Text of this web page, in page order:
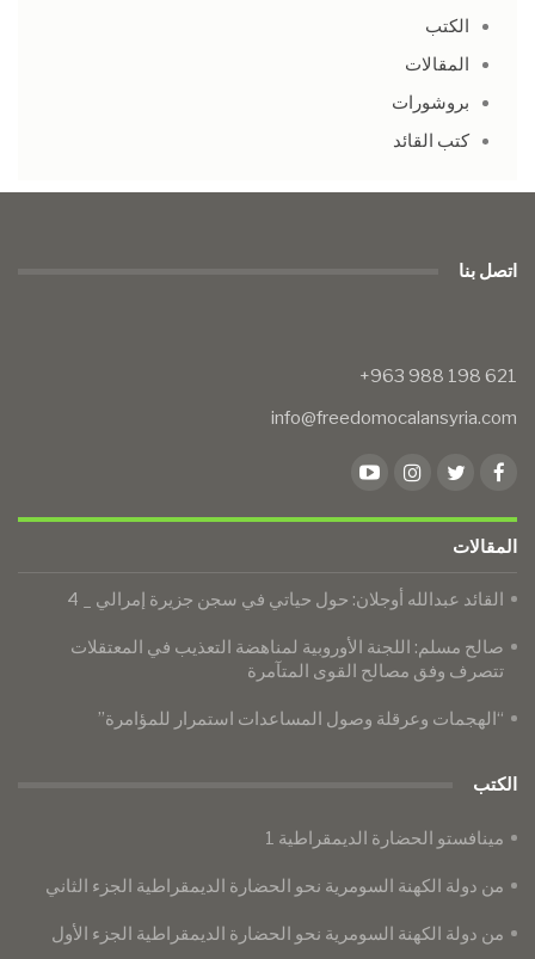
الكتب
المقالات
بروشورات
كتب القائد
اتصل بنا
info@freedomocalansyria.com
المقالات
القائد عبدالله أوجلان: حول حياتي في سجن جزيرة إمرالي _ 4
صالح مسلم: اللجنة الأوروبية لمناهضة التعذيب في المعتقلات
تتصرف وفق مصالح القوى المتآمرة
“الهجمات وعرقلة وصول المساعدات استمرار للمؤامرة”
الكتب
مينافستو الحضارة الديمقراطية 1
من دولة الكهنة السومرية نحو الحضارة الديمقراطية الجزء الثاني
من دولة الكهنة السومرية نحو الحضارة الديمقراطية الجزء الأول